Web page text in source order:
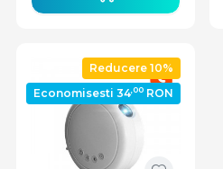
Reducere 10%
Economisesti 34,00 RON